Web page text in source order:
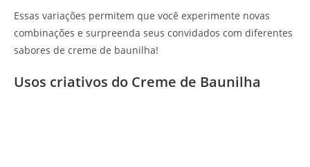
Essas variações permitem que você experimente novas
combinações e surpreenda seus convidados com diferentes
sabores de creme de baunilha!
Usos criativos do Creme de Baunilha